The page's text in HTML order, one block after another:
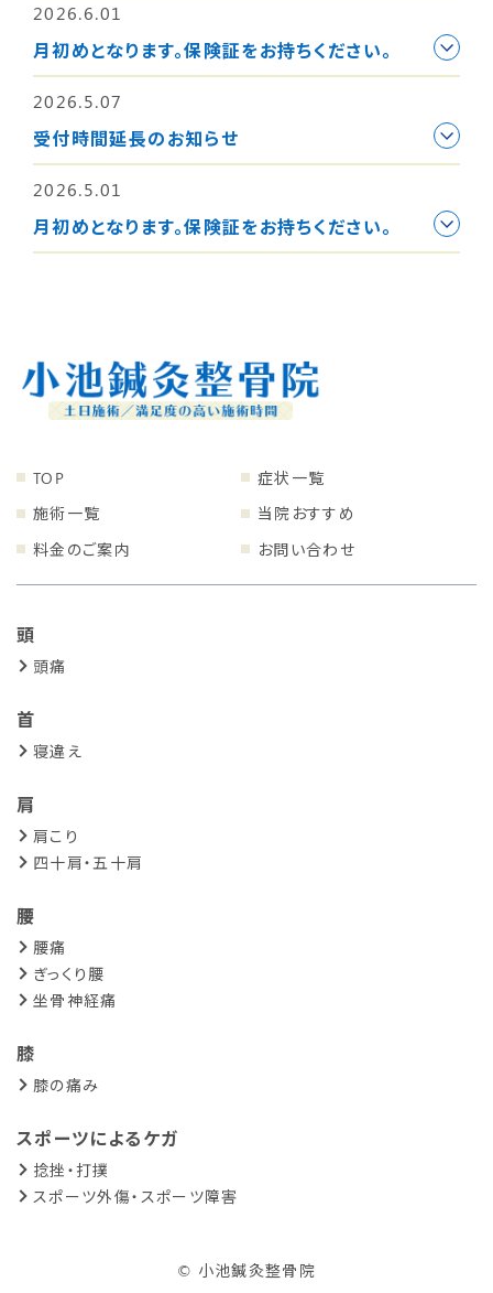
2026.6.01
月初めとなります。保険証をお持ちください。
2026.5.07
受付時間延長のお知らせ
2026.5.01
月初めとなります。保険証をお持ちください。
TOP
症状一覧
施術一覧
当院おすすめ
料金のご案内
お問い合わせ
頭
頭痛
首
寝違え
肩
肩こり
四十肩・五十肩
腰
腰痛
ぎっくり腰
坐骨神経痛
膝
膝の痛み
スポーツによるケガ
捻挫・打撲
スポーツ外傷・スポーツ障害
© 小池鍼灸整骨院